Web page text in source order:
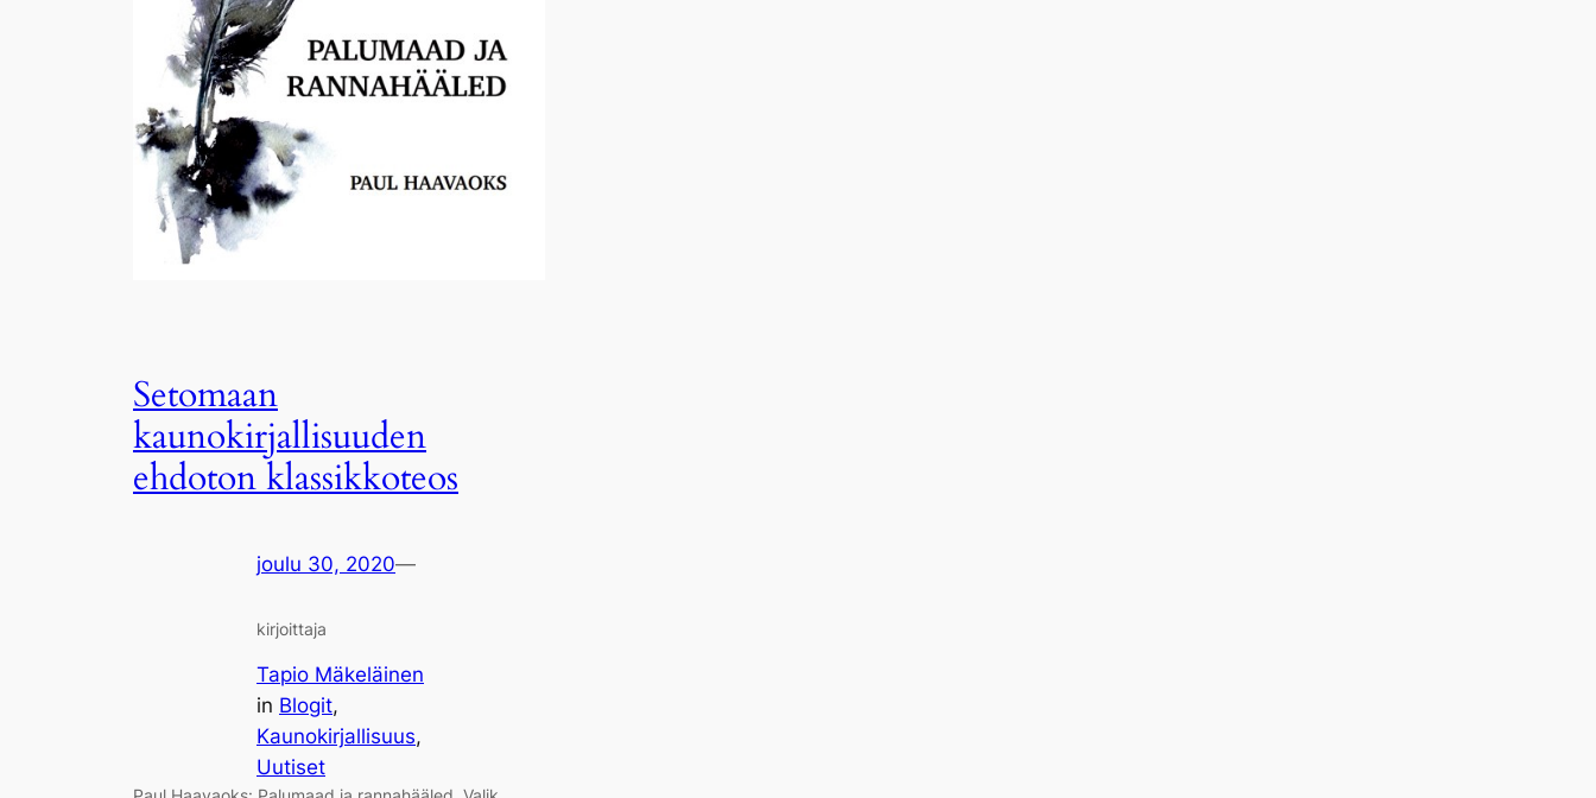
Setomaan
kaunokirjallisuuden
ehdoton klassikkoteos
joulu 30, 2020—
kirjoittaja
Tapio Mäkeläinen
in Blogit
Kaunokirjallisuus
Uutiset